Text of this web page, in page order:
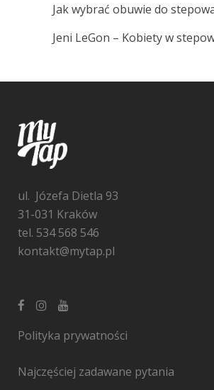
Jak wybrać obuwie do
Jeni LeGon – Kobiety w
ul. Józefa Dietla 93
31-031 Kraków
tel. 534 568 546
kontakt@mytap.pl
Polityka prywatności
Najczęściej zadawane pytania